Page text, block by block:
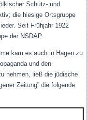
Schutz- und
die hiesige Ortsgruppe
Seit Frühjahr 1922
der NSDAP.
kam es auch in Hagen zu
und den
nehmen, ließ die jüdische
Zeitung” die folgende